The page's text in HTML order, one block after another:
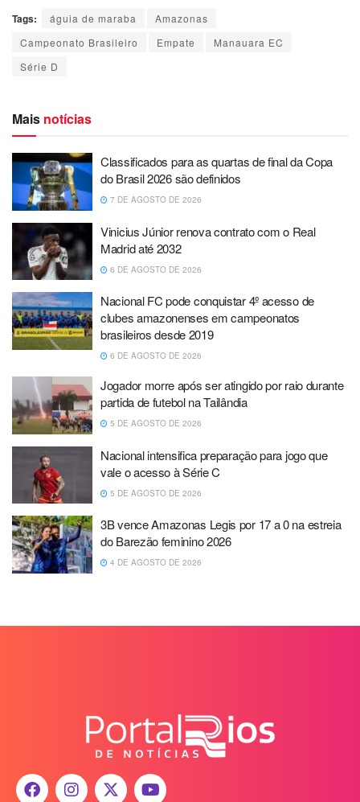
Tags: águia de maraba
Amazonas
Campeonato Brasileiro
Empate
Manauara EC
Série D
Mais notícias
Classificados para as quartas de final da Copa
do Brasil 2026 são definidos
7 DE AGOSTO DE 2026
Vinicius Júnior renova contrato com o Real
Madrid até 2032
6 DE AGOSTO DE 2026
Nacional FC pode conquistar 4º acesso de
clubes amazonenses em campeonatos
brasileiros desde 2019
6 DE AGOSTO DE 2026
Jogador morre após ser atingido por raio durante
partida de futebol na Tailândia
5 DE AGOSTO DE 2026
Nacional intensifica preparação para jogo que
vale o acesso à Série C
5 DE AGOSTO DE 2026
3B vence Amazonas Legis por 17 a 0 na estreia
do Barezão feminino 2026
4 DE AGOSTO DE 2026